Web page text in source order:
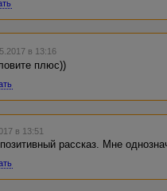
в 13:16
плюс))
в 13:51
рассказ. Мне